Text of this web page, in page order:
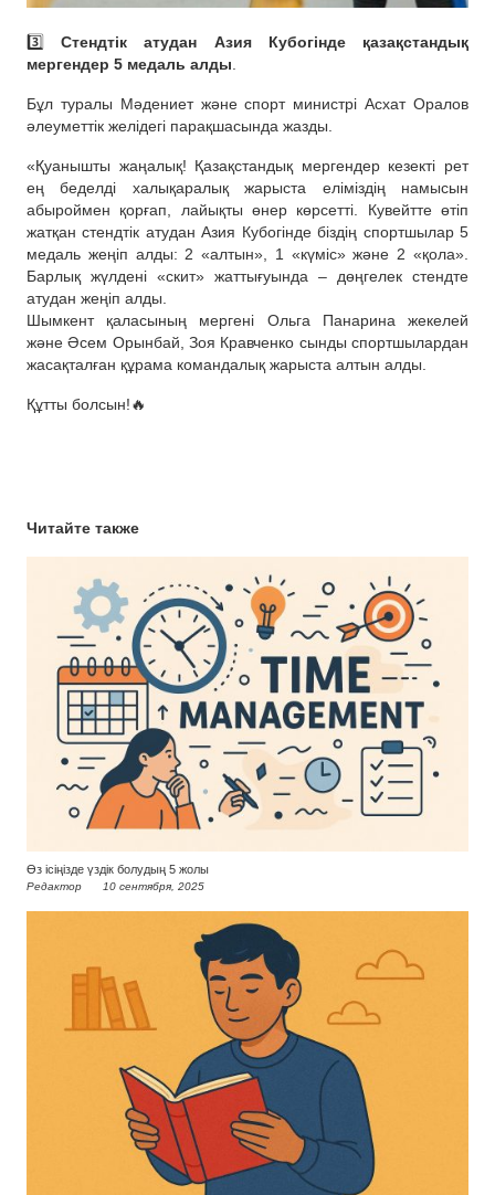
3️⃣Стендтік атудан Азия Кубогінде қазақстандық
мергендер 5 медаль алды
Бұл туралы Мәдениет және спорт министрі Асхат Оралов
әлеуметтік желідегі парақшасында жазды.
«Қуанышты жаңалық! Қазақстандық мергендер кезекті рет
ең беделді халықаралық жарыста еліміздің намысын
абыроймен қорғап, лайықты өнер көрсетті. Кувейтте өтіп
жатқан стендтік атудан Азия Кубогінде біздің спортшылар 5
медаль жеңіп алды: 2 «алтын», 1 «күміс» және 2 «қола».
Барлық жүлдені «скит» жаттығуында – дөңгелек стендте
атудан жеңіп алды.
Шымкент қаласының мергені Ольга Панарина жекелей
және Әсем Орынбай, Зоя Кравченко сынды спортшылардан
жасақталған құрама командалық жарыста алтын алды.
Құтты болсын!🔥
Читайте также
Өз ісіңізде үздік болудың 5 жолы
Редактор 10 сентября, 2025